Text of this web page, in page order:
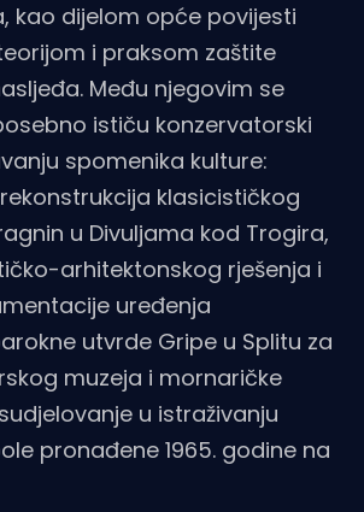
kao dijelom opće povijesti
i praksom zaštite
Među njegovim se
ističu konzervatorski
spomenika kulture:
klasicističkog
u Divuljama kod Trogira,
arhitektonskog rješenja i
uređenja
utvrde Gripe u Splitu za
muzeja i mornaričke
u istraživanju
pronađene 1965. godine na